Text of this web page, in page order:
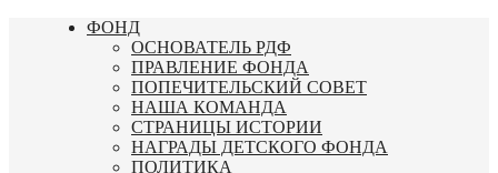
Перейти
ФОНД
ОСНОВАТЕЛЬ РДФ
ПРАВЛЕНИЕ ФОНДА
ПОПЕЧИТЕЛЬСКИЙ СОВЕТ
НАША КОМАНДА
СТРАНИЦЫ ИСТОРИИ
НАГРАДЫ ДЕТСКОГО ФОНДА
ПОЛИТИКА